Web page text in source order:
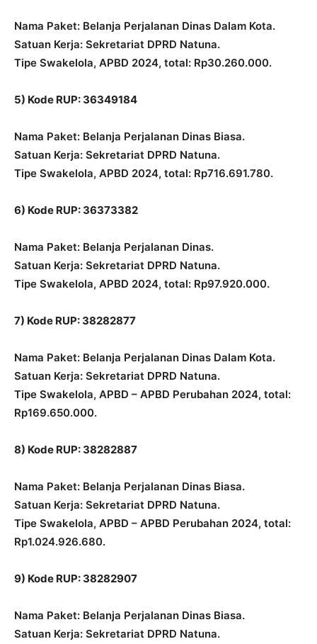
Nama Paket: Belanja Perjalanan Dinas Dalam Kota.
Satuan Kerja: Sekretariat DPRD Natuna.
Tipe Swakelola, APBD 2024, total: Rp30.260.000.
5) Kode RUP: 36349184
Nama Paket: Belanja Perjalanan Dinas Biasa.
Satuan Kerja: Sekretariat DPRD Natuna.
Tipe Swakelola, APBD 2024, total: Rp716.691.780.
6) Kode RUP: 36373382
Nama Paket: Belanja Perjalanan Dinas.
Satuan Kerja: Sekretariat DPRD Natuna.
Tipe Swakelola, APBD 2024, total: Rp97.920.000.
7) Kode RUP: 38282877
Nama Paket: Belanja Perjalanan Dinas Dalam Kota.
Satuan Kerja: Sekretariat DPRD Natuna.
Tipe Swakelola, APBD – APBD Perubahan 2024, total:
Rp169.650.000.
8) Kode RUP: 38282887
Nama Paket: Belanja Perjalanan Dinas Biasa.
Satuan Kerja: Sekretariat DPRD Natuna.
Tipe Swakelola, APBD – APBD Perubahan 2024, total:
Rp1.024.926.680.
9) Kode RUP: 38282907
Nama Paket: Belanja Perjalanan Dinas Biasa.
Satuan Kerja: Sekretariat DPRD Natuna.